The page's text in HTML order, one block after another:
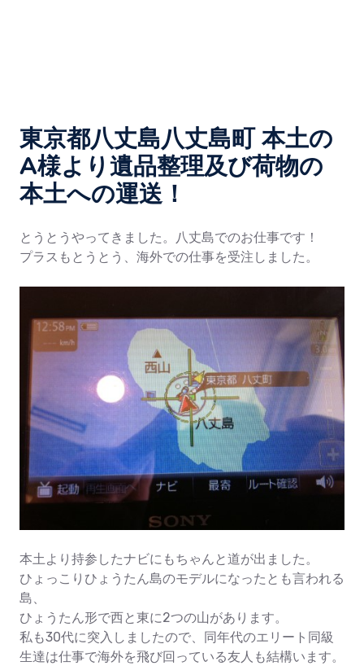
東京都八丈島八丈島町 本土の
A様より遺品整理及び荷物の
本土への運送！
とうとうやってきました。八丈島でのお仕事です！
プラスもとうとう、海外での仕事を受注しました。
本土より持参したナビにもちゃんと道が出ました。
ひょっこりひょうたん島のモデルになったとも言われる
島、
ひょうたん形で西と東に2つの山があります。
私も30代に突入しましたので、同年代のエリート同級
生達は仕事で海外を飛び回っている友人も結構います。